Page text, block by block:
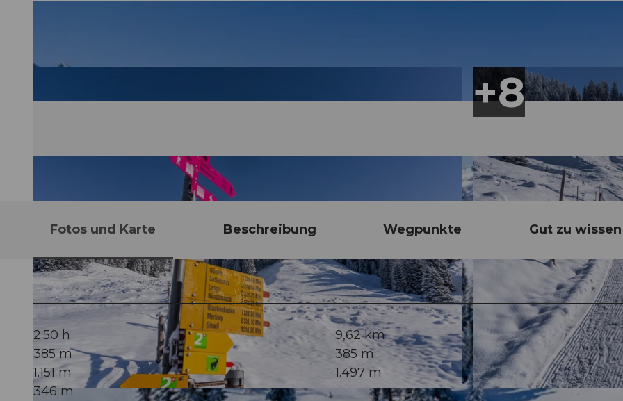
© Roger Lustenberger Fotografie, UNESCO Biosphäre Entlebuch © Roger Lustenberger Fotografie, UNESCO Biosphäre
Fotos und Karte Beschreibung Wegpunkte Gut zu wissen
2:50 h
9,62 km
385 m
385 m
1.151 m
1.497 m
346 m